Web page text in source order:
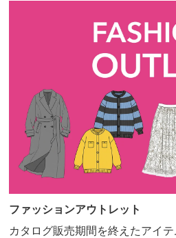
ファッションアウトレット
カタログ販売期間を終えたアイ